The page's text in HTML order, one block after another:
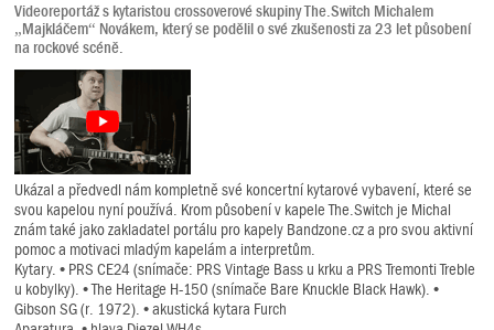
Videoreportáž s kytaristou crossoverové skupiny The.Switch Michalem
„Majkláčem“ Novákem, který se podělil o své zkušenosti za 23 let působení
na rockové scéně.
Ukázal a předvedl nám kompletně své koncertní kytarové vybavení, které se
svou kapelou nyní používá. Krom působení v kapele The.Switch je Michal
znám také jako zakladatel portálu pro kapely Bandzone.cz a pro svou aktivní
pomoc a motivaci mladým kapelám a interpretům.
Kytary. • PRS CE24 (snímače: PRS Vintage Bass u krku a PRS Tremonti Treble
u kobylky). • The Heritage H-150 (snímače Bare Knuckle Black Hawk). •
Gibson SG (r. 1972). • akustická kytara Furch